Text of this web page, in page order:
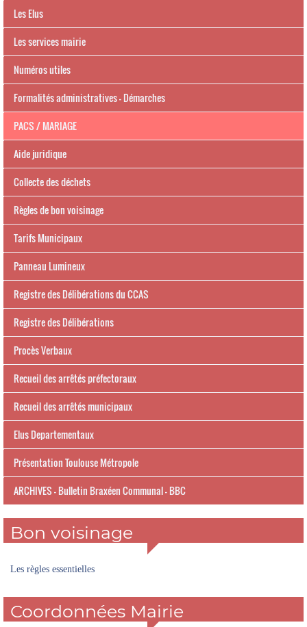
Les Elus
Les services mairie
Numéros utiles
Formalités administratives - Démarches
PACS / MARIAGE
Aide juridique
Collecte des déchets
Règles de bon voisinage
Tarifs Municipaux
Panneau Lumineux
Registre des Délibérations du CCAS
Registre des Délibérations
Procès Verbaux
Recueil des arrêtés préfectoraux
Recueil des arrêtés municipaux
Elus Departementaux
Présentation Toulouse Métropole
ARCHIVES - Bulletin Braxéen Communal - BBC
Bon voisinage
Les règles essentielles
Coordonnées Mairie